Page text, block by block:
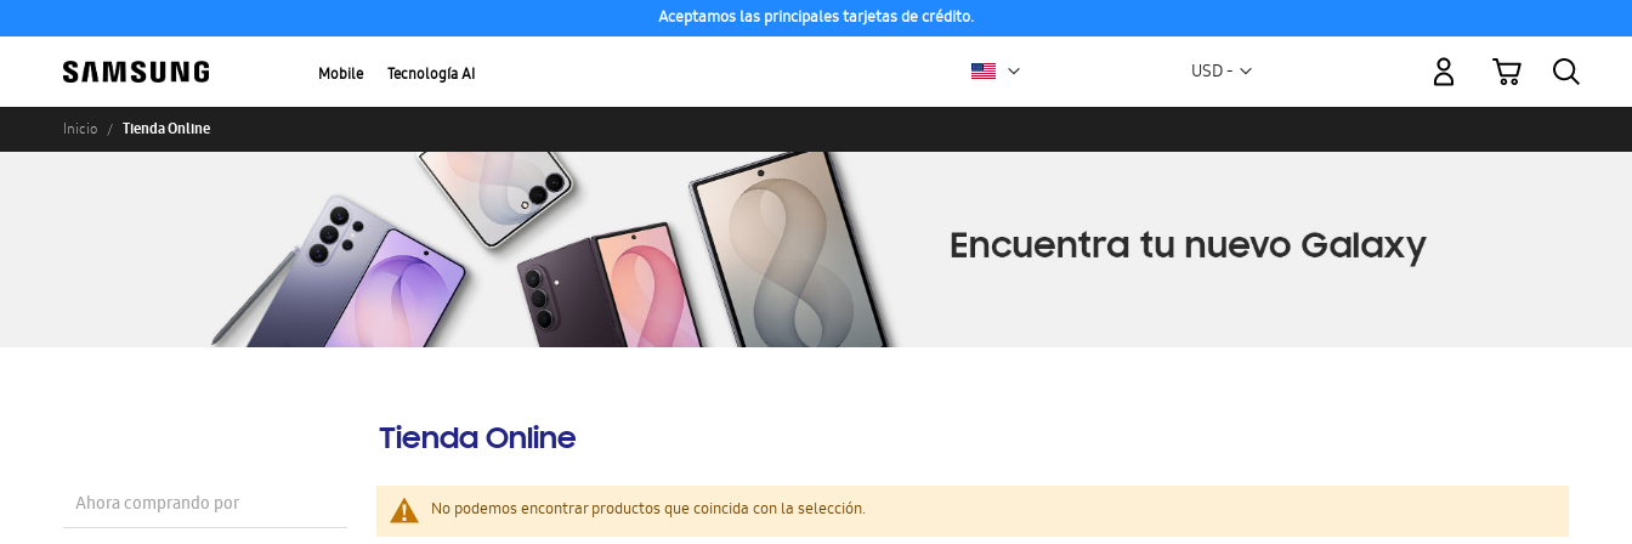
Aceptamos las principales tarjetas de crédito.
Mobile Tecnología AI Moneda
USD -
Mi carrito
Inicio Tienda Online
Tienda Online
No podemos encontrar productos que coincida con la selección.
Ahora comprando por